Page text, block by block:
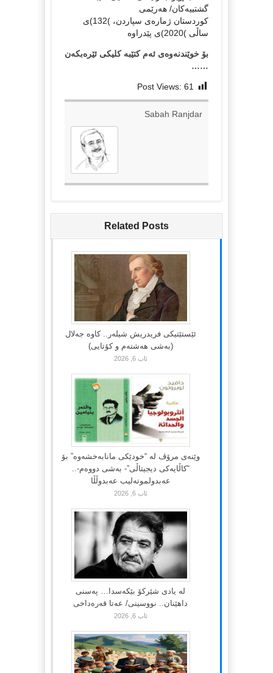
گشتییەكان/ هەرێمی
كوردستان ژمارەی سپاردن، )132)ی
ساڵی )2020)ی پێدراوە
بۆ خوێندنەوەی ئەم کتێبە کلیکی ئێرەبکەن
……
Post Views: 61
Sabah Ranjdar
Related Posts
ئێستێتیکی فریدریش شیلەر.. کاوە جەلال
(بەشی هەشتەم و کۆتایی)
ئاب 6, 2026
وێنەی مرۆڤ لە “خودێکی مانابەخشەوە” بۆ
“کاڵایەکی دیجیتاڵی”- بەشی دووەم-..
عەبدولموتەلیب عەبدوڵڵا
ئاب 6, 2026
لە یادی شێرکۆ بێکەسدا… پەسنی
داهێنان.. نووسینی/ عەتا قەرەداخی
ئاب 6, 2026